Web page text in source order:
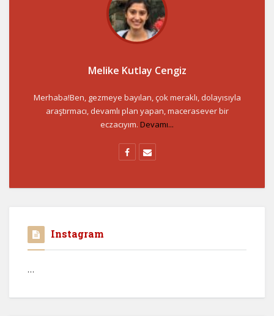
Melike Kutlay Cengiz
Merhaba!Ben, gezmeye bayılan, çok meraklı, dolayısıyla
araştırmacı, devamlı plan yapan, macerasever bir
eczacıyım. Devamı...
Instagram
…